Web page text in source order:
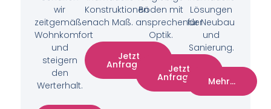
wir
zeitgemäßen
Wohnkomfort
und
steigern
den
Werterhalt.
Konstruktionen
nach Maß.
Jetzt
Anfragen!
Böden mit
ansprechender
Optik.
Jetzt
Anfragen!
Lösungen
für Neubau
und
Sanierung.
Mehr...